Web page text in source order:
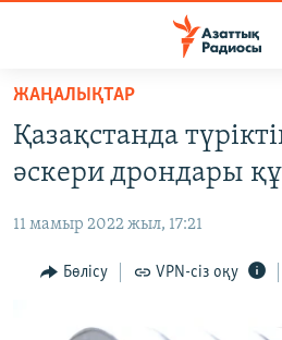
Skip
main
content
to
Navigation
САЯСАТ
AZATTYQTV
ҚАҢТАР ОҚИҒАСЫ
АДАМ ҚҰҚЫҚТАРЫ
ЖАҢАЛЫҚТАР
Қазақстанда
әскери дрондары
11 мамыр 2022 жыл, 17:21
Бөлісу VPN-сіз оқу